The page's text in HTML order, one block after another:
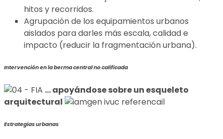
hitos y recorridos.
Agrupación de los equipamientos urbanos
aislados para darles más escala, calidad e
impacto (reducir la fragmentación urbana).
Intervención en la berma central no calificada
… apoyándose sobre un esqueleto
arquitectural
Estrategias urbanas